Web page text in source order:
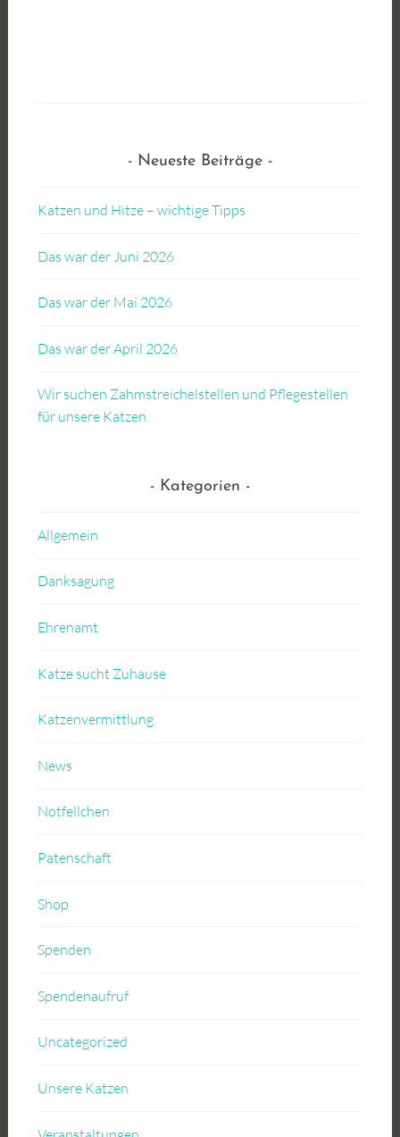
Neueste Beiträge
Katzen und Hitze – wichtige Tipps
Das war der Juni 2026
Das war der Mai 2026
Das war der April 2026
Wir suchen Zahmstreichelstellen und Pflegestellen
für unsere Katzen
Kategorien
Allgemein
Danksagung
Ehrenamt
Katze sucht Zuhause
Katzenvermittlung
News
Notfellchen
Patenschaft
Shop
Spenden
Spendenaufruf
Uncategorized
Unsere Katzen